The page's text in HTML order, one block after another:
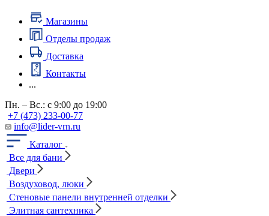
Магазины
Отделы продаж
Доставка
Контакты
...
Пн. – Вс.: с 9:00 до 19:00
+7 (473) 233-00-77
info@lider-vrn.ru
Каталог
Все для бани
Двери
Воздуховод, люки
Стеновые панели внутренней отделки
Элитная сантехника